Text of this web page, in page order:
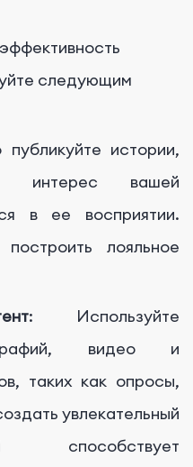
следующим
публикуйте истории,
интерес вашей
в ее восприятии.
лояльное
: Используйте
видео и
таких как опросы,
увлекательный
способствует